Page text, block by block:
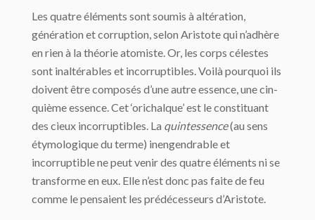
Les quatre éléments sont soumis à altération,
génération et corruption, selon Aristote qui n’adhère
en rien à la théorie atomiste. Or, les corps célestes
sont inaltérables et in­corruptibles. Voilà pourquoi ils
doivent être composés d’une autre essence, une cin­
quième essence. Cet ‘orichalque’ est le constituant
des cieux incorruptibles. La quintes­sence(au sens
étymologique du terme) inengendrable et
incorruptible ne peut venir des quatre éléments ni se
transforme en eux. Elle n’est donc pas faite de feu
comme le pen­saient les prédécesseurs d’Aristote.